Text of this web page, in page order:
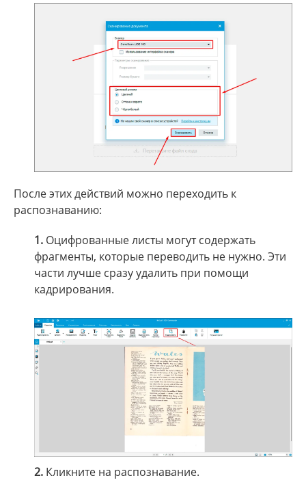
После этих действий можно переходить к
распознаванию:
1. Оцифрованные листы могут содержать
фрагменты, которые переводить не нужно. Эти
части лучше сразу удалить при помощи
кадрирования.
2. Кликните на распознавание.